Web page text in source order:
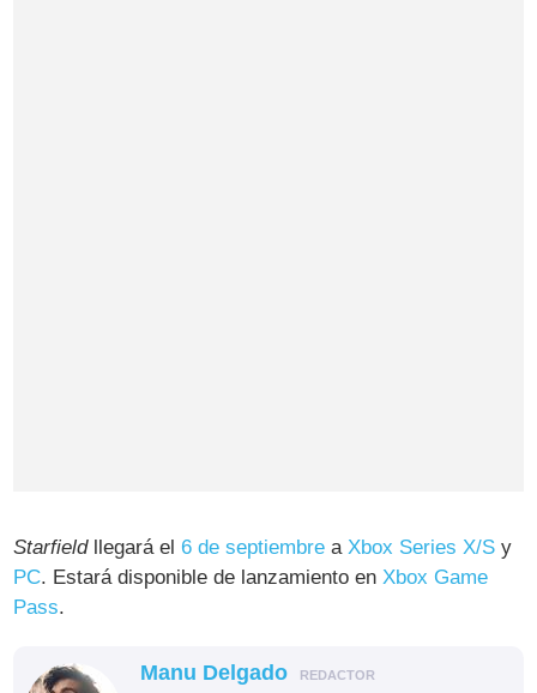
Starfieldllegará el6 de septiembre a Xbox Series X/S y
PC. Estará disponible de lanzamiento en Xbox Game
Pass.
Manu Delgado REDACTOR